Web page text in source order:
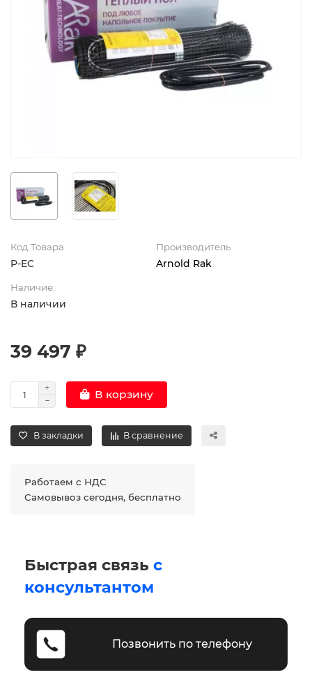
Код Товара
P-EC
Производитель
Arnold Rak
Наличие:
В наличии
39 497 ₽
В корзину
В закладки В сравнение
Работаем с НДС
Самовывоз сегодня, бесплатно
Быстрая связь с
консультантом
Позвонить по телефону